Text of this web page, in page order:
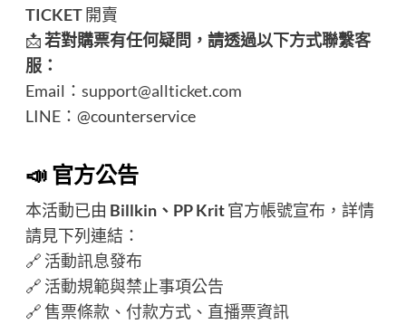
TICKET開賣
📩若對購票有任何疑問，請透過以下方式聯繫客
服：
Email： support@allticket.com
LINE：@counterservice
📣 官方公告
本活動已由 Billkin、PP Krit官方帳號宣布，詳情
請見下列連結：
🔗 活動訊息發布
🔗 活動規範與禁止事項公告
🔗 售票條款 、 付款方式、 直播票資訊